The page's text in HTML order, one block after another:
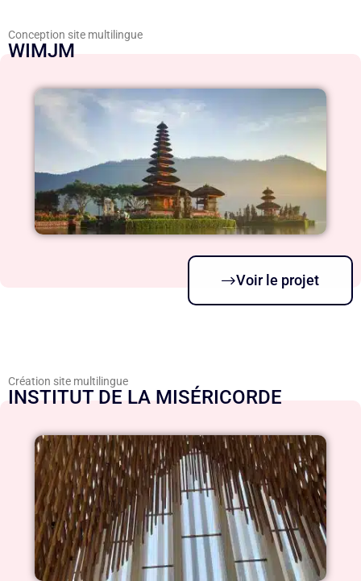
Conception site multilingue
WIMJM
Voir le projet
Création site multilingue
INSTITUT DE LA MISÉRICORDE